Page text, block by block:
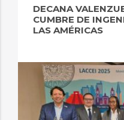
DECANA
CUMBRE DE
LAS AMÉRICAS